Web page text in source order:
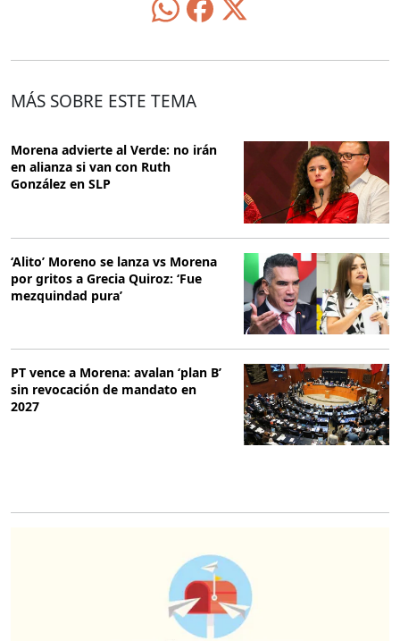
MÁS SOBRE ESTE TEMA
Morena advierte al Verde: no irán
en alianza si van con Ruth
González en SLP
‘Alito’ Moreno se lanza vs Morena
por gritos a Grecia Quiroz: ‘Fue
mezquindad pura’
PT vence a Morena: avalan ‘plan B’
sin revocación de mandato en
2027